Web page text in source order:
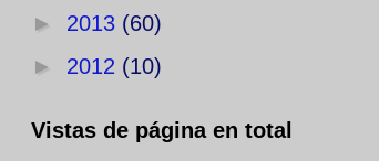
► 2013 (60)
► 2012 (10)
Vistas de página en total